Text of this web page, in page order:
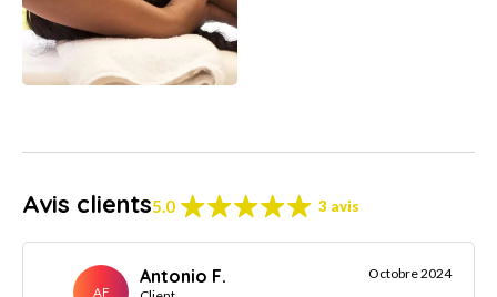
Avis clients5.0 3 avis
AF
Antonio F. Octobre 2024